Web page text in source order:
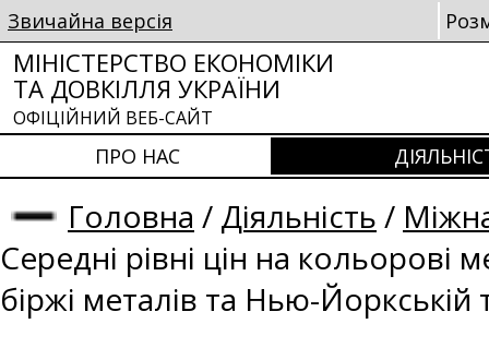
Звичайна версія
МІНІСТЕРСТВО ЕКОНОМІКИ
ТА ДОВКІЛЛЯ УКРАЇНИ
ОФІЦІЙНИЙ ВЕБ-САЙТ
ПРО НАС
Головна / Діяльність /
Середні рівні цін на кольорові
біржі металів та Нью-Йоркській